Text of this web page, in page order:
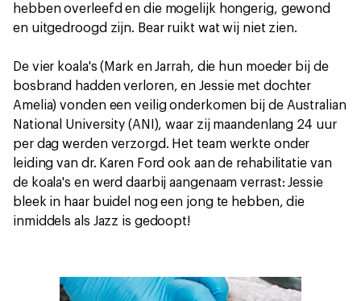
hebben overleefd en die mogelijk hongerig, gewond
en uitgedroogd zijn. Bear ruikt wat wij niet zien.
De vier koala's (Mark en Jarrah, die hun moeder bij de
bosbrand hadden verloren, en Jessie met dochter
Amelia) vonden een veilig onderkomen bij de Australian
National University (ANI), waar zij maandenlang 24 uur
per dag werden verzorgd. Het team werkte onder
leiding van dr. Karen Ford ook aan de rehabilitatie van
de koala's en werd daarbij aangenaam verrast: Jessie
bleek in haar buidel nog een jong te hebben, die
inmiddels als Jazz is gedoopt!